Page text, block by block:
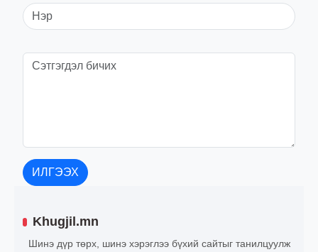
ИЛГЭЭХ
Khugjil.mn
Шинэ дүр төрх, шинэ хэрэглээ бүхий сайтыг танилцуулж